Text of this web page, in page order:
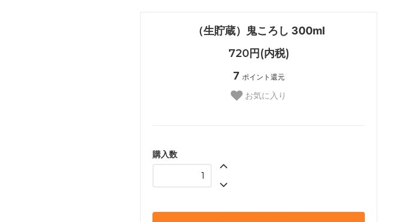
（生貯蔵）鬼ころし 300ml
720円(内税)
7 ポイント還元
お気に入り
購入数